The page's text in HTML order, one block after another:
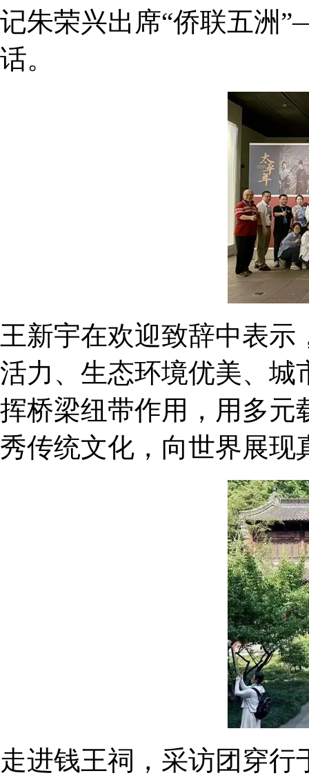
记朱荣兴出席“侨联五洲
话。
王新宇在欢迎致辞中表
活力、生态环境优美、城
挥桥梁纽带作用，用多元
秀传统文化，向世界展现
走进钱王祠，采访团穿行